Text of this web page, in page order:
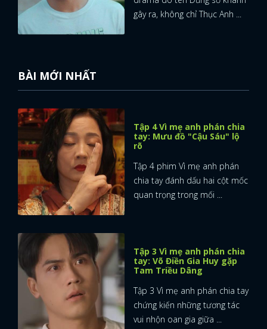
gây ra, không chỉ Thục Anh ...
BÀI MỚI NHẤT
Tập 4 Vì mẹ anh phán chia
tay: Mưu đồ "Cậu Sáu" lộ
rõ
Tập 4 phim Vì mẹ anh phán
chia tay đánh dấu hai cột mốc
quan trọng trong mối ...
Tập 3 Vì mẹ anh phán chia
tay: Võ Điền Gia Huy gặp
Tam Triều Dâng
Tập 3 Vì mẹ anh phán chia tay
chứng kiến những tương tác
vui nhộn oan gia giữa ...